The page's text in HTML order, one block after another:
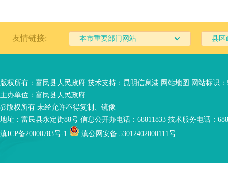
友情链接: 本市重要部门网站 县区
版权所有：富民县人民政府 技术支持： 昆明信息港 网站地图 网站标识：
主办单位：富民县人民政府
@版权所有 未经允许不得复制、镜像
地址：富民县永定街88号 信息公开办电话：68811833 技术服务电话：
滇ICP备20000783号-1
滇公网安备 53012402000111号